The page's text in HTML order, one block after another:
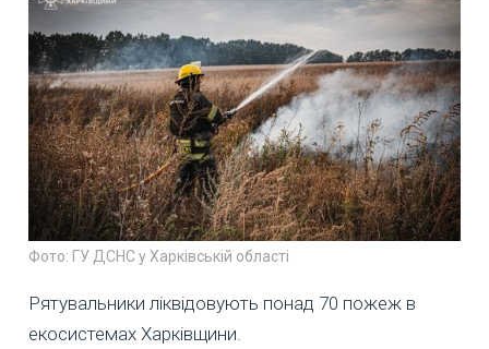
Фото: ГУ ДСНС у Харківській області
Рятувальники ліквідовують понад 70 пожеж в
екосистемах Харківщини.